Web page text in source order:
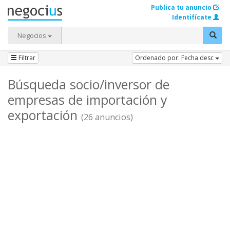
Negocios
Publica tu anuncio
Identifícate
Filtrar Ordenado por: Fecha desc
Búsqueda socio/inversor de
empresas de importación y
exportación (26 anuncios)